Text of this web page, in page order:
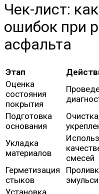
Чек-лист:
ошибок при
асфальта
Этап
Оценка
состояния
покрытия
Подготовка
основания
Укладка
материалов
смесей
Герметизация
стыков
Установка